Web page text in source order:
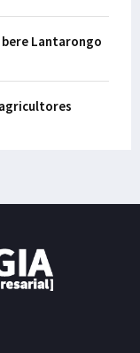
Lantarongo